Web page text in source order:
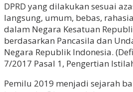
DPRD yang dilakukan sesuai
langsung, umum, bebas,
dalam Negara Kesatuan
berdasarkan Pancasila dan
Negara Republik Indonesia.
7/2017 Pasal 1, Pengertian
Pemilu 2019 menjadi sejarah